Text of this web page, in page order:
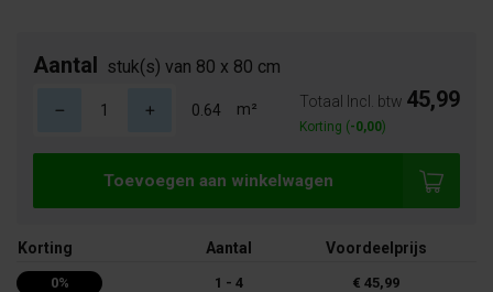
Aantal stuk(s) van 80 x 80 cm
m² Totaal Incl. btw 45,99
Korting (-0,00)
Toevoegen aan winkelwagen
Korting Aantal Voordeelprijs
0% 1 - 4 € 45,99